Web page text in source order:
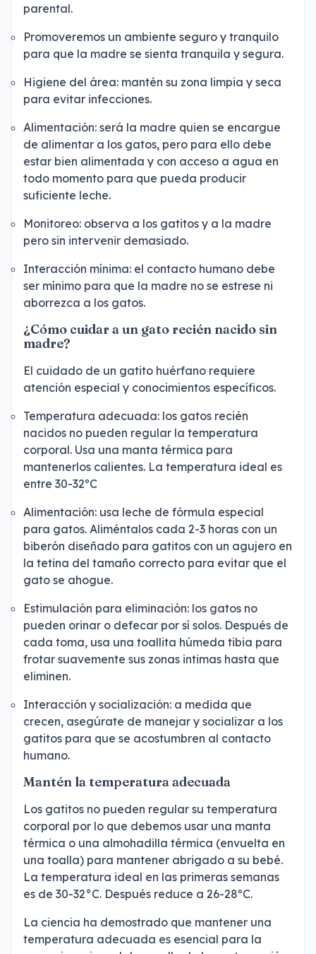
parental.
Promoveremos un ambiente seguro y tranquilo
para que la madre se sienta tranquila y segura.
Higiene del área: mantén su zona limpia y seca
para evitar infecciones.
Alimentación: será la madre quien se encargue
de alimentar a los gatos, pero para ello debe
estar bien alimentada y con acceso a agua en
todo momento para que pueda producir
suficiente leche.
Monitoreo: observa a los gatitos y a la madre
pero sin intervenir demasiado.
Interacción mínima: el contacto humano debe
ser mínimo para que la madre no se estrese ni
aborrezca a los gatos.
¿Cómo cuidar a un gato recién nacido sin
madre?
El cuidado de un gatito huérfano requiere
atención especial y conocimientos específicos.
Temperatura adecuada: los gatos recién
nacidos no pueden regular la temperatura
corporal. Usa una manta térmica para
mantenerlos calientes. La temperatura ideal es
entre 30-32ºC
Alimentación: usa leche de fórmula especial
para gatos. Aliméntalos cada 2-3 horas con un
biberón diseñado para gatitos con un agujero en
la tetina del tamaño correcto para evitar que el
gato se ahogue.
Estimulación para eliminación: los gatos no
pueden orinar o defecar por sí solos. Después de
cada toma, usa una toallita húmeda tibia para
frotar suavemente sus zonas intimas hasta que
eliminen.
Interacción y socialización: a medida que
crecen, asegúrate de manejar y socializar a los
gatitos para que se acostumbren al contacto
humano.
Mantén la temperatura adecuada
Los gatitos no pueden regular su temperatura
corporal por lo que debemos usar una manta
térmica o una almohadilla térmica (envuelta en
una toalla) para mantener abrigado a su bebé.
La temperatura ideal en las primeras semanas
es de 30-32°C. Después reduce a 26-28ºC.
La ciencia ha demostrado que mantener una
temperatura adecuada es esencial para la